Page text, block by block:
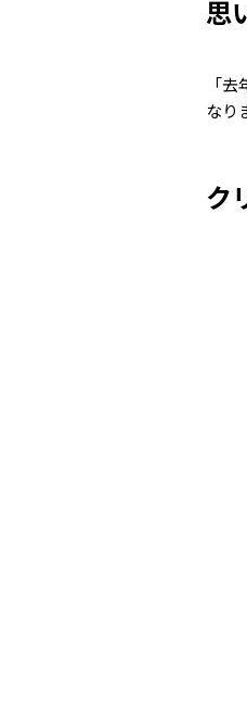
思
「
なり
ク